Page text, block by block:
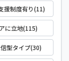
援制度有り(11)
に立地(115)
型タイプ(30)